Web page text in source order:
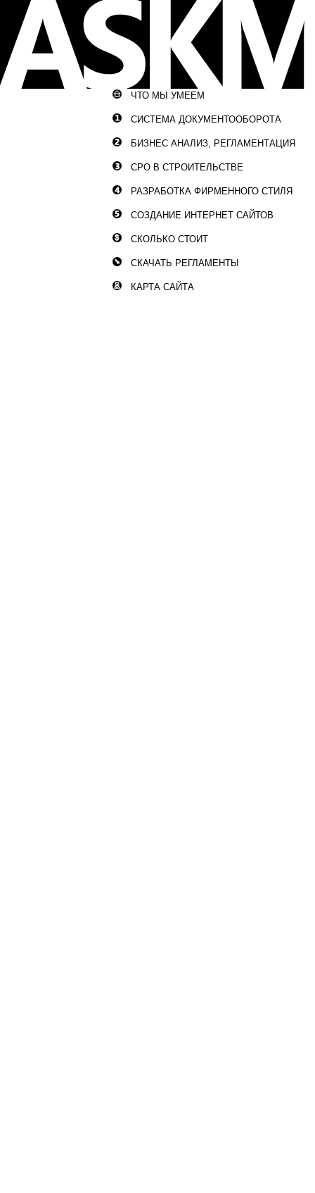
ЧТО МЫ УМЕЕМ
СИСТЕМА ДОКУМЕНТООБОРОТА
БИЗНЕС АНАЛИЗ, РЕГЛАМЕНТАЦИЯ
СРО В СТРОИТЕЛЬСТВЕ
РАЗРАБОТКА ФИРМЕННОГО СТИЛЯ
СОЗДАНИЕ ИНТЕРНЕТ САЙТОВ
СКОЛЬКО СТОИТ
СКАЧАТЬ РЕГЛАМЕНТЫ
КАРТА САЙТА